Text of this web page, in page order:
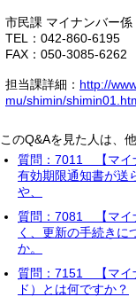
市民課 マイナンバー係
TEL：042-860-6195
FAX：050-3085-6262
担当課詳細： http://
mu/shimin/
このQ&Aを見た人は、
質問：7011 【マイ
有効期限通知書が送
や、
質問：7081 【マイ
く、更新の手続きに
か。
質問：7151 【マイ
ド）とは何ですか？